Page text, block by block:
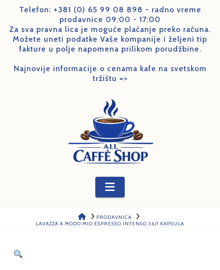
Telefon: +381 (0) 65 99 08 898 - radno vreme
prodavnice 09:00 - 17:00
Za sva pravna lica je moguće plaćanje preko računa.
Možete uneti podatke Vaše kompanije i željeni tip
fakture u polje napomena prilikom porudžbine.
Najnovije informacije o cenama kafe na svetskom
tržištu =>
Navigation
HOMEPRODAVNICA
LAVAZZA A MODO MIO ESPRESSO INTENSO 36/1 KAPSULA